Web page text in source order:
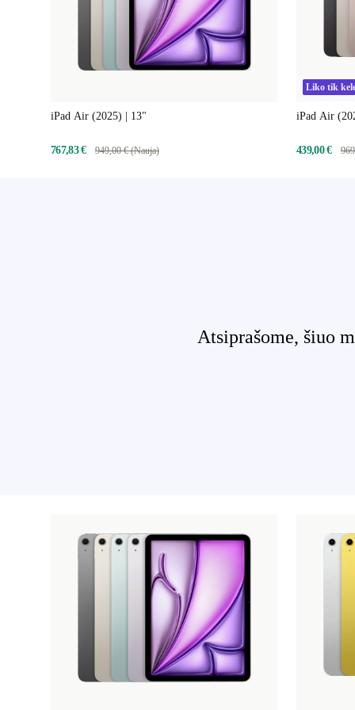
iPad Air (2025) | 13"
767,83 € 949,00 € (Nauja)
Liko tik
iPad Air
439,00 €
Atsiprašome, šiuo